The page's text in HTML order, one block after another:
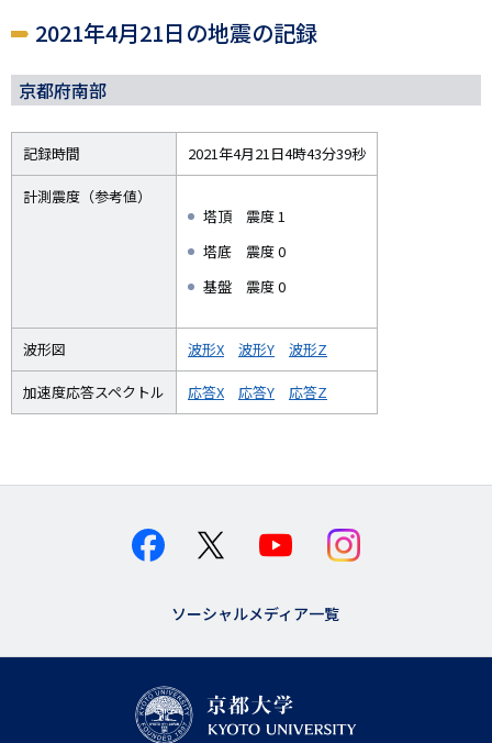
2021年4月21日の地震の記録
京都府南部
記録時間 2021年4月21日4時43分39秒
計測震度（参考値）
塔頂 震度 1
塔底 震度 0
基盤 震度 0
波形図 波形X 波形Y 波形Z
加速度応答スペクトル 応答X 応答Y 応答Z
ソーシャルメディア一覧